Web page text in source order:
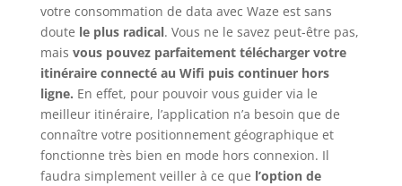
votre consommation de data avec Waze est sans
doute le plus radical. Vous ne le savez peut-être pas,
mais vous pouvez parfaitement télécharger votre
itinéraire connecté au Wifi puis continuer hors
ligne. En effet, pour pouvoir vous guider via le
meilleur itinéraire, l’application n’a besoin que de
connaître votre positionnement géographique et
fonctionne très bien en mode hors connexion. Il
faudra simplement veiller à ce que l’option de